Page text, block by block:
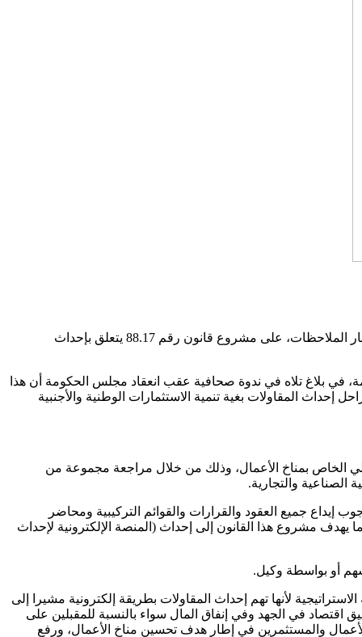
تدارس مجلس الحكومة المنعقد اليوم الخميس 15 فبراير 2018 برئاسة السيد سعد الدين العثماني رئيس الحكومة، وصادق مع الأخذ بعين الاعتبار الملاحظات، على مشروع قانون رقم 88.17 يتعلق بإحداث
في بلاغ تلاه في ندوة صحافية عقب انعقاد مجلس الحكومة أن هذا
المقاولات بغية تنمية الاستثمارات الوطنية والأجنبية
الخاص بمناخ الأعمال، وذلك من خلال مراجعة مجموعة من
الصناعية والتجارية.
إيداع جميع العقود والقرارات والقوائم التركيبية ومحاضر
يهدف مشروع هذا القانون إلى إحداث (المنصة الإلكترونية لإحداث
أو بواسطة وكيل.
لأنها تهم إحداث المقاولات بطريقة إلكترونية مشيرا إلى
في الجهد وفي إنفاق المال سواء بالنسبة للمقبلين على
والمستثمرين في إطار هدف تحسين مناخ الأعمال، ورفع